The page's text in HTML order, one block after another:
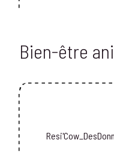
Bien-être